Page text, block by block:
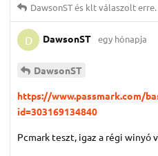
DawsonSTés kltválaszolt erre.
D DawsonST egy hónapja
DawsonST
https://www.passmark.com/
id=303169134840
Pcmark teszt, igaz a régi winyó